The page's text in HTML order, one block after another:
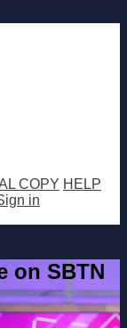
COPY HELP
in
on SBTN